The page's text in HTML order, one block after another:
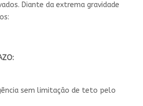
Diante da extrema gravidade
sem limitação de teto pelo